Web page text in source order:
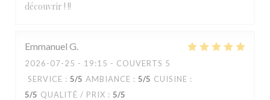
découvrir ! !!
Emmanuel G
2026-07-25 - 19:15 - COUVERTS 5
SERVICE : 5/5 AMBIANCE : 5/5 CUISINE :
5/5 QUALITÉ / PRIX : 5/5